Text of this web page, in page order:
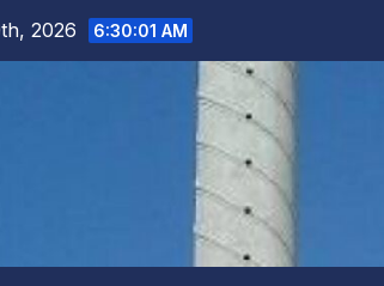
2026 6:30:02 AM